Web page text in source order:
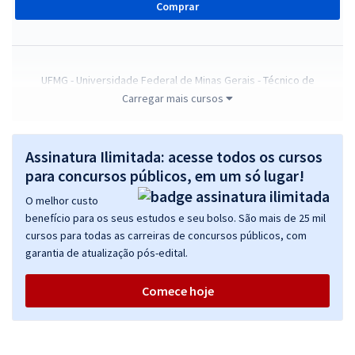
Comprar
UFMG - Universidade Federal de Minas Gerais - Técnico de
Laboratório / Química
21,99
Economize R$ 65,96 (-20%)
Comprar
UFMG - Universidade Federal de Minas Gerais - Conhecimentos
Básicos para Técnico de Laboratório / Química
à vista
ou 12x deR$19,32
Carregar mais cursos
Assinatura Ilimitada: acesse todos os cursos
para concursos públicos, em um só lugar!
O melhor custo
benefício para os seus estudos e seu bolso. São mais de 25 mil
cursos para todas as carreiras de concursos públicos, com
garantia de atualização pós-edital.
Comece hoje